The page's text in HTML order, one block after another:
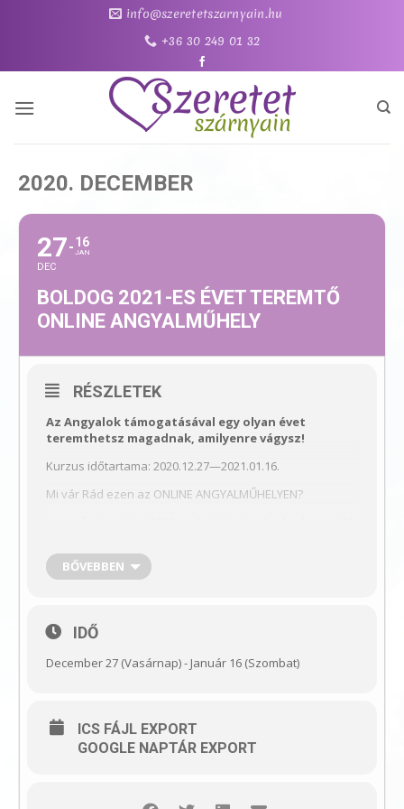
info@szeretetszarnyain.hu
+36 30 249 01 32
2020. DECEMBER
27
DEC
16
JAN
BOLDOG 2021-ES ÉVET TEREMTŐ
ONLINE ANGYALMŰHELY
RÉSZLETEK
Az Angyalok támogatásával egy olyan évet
teremthetsz magadnak, amilyenre vágysz!
Kurzus időtartama: 2020.12.27—2021.01.16.
Mi vár Rád ezen az ONLINE ANGYALMŰHELYEN?
Ráláthatunk életünk mozgatórugóira, mélyül az
önismeretünk.
csodáját, és önmagunkat.
Angyali meditációban elengedjük a 2020-as évet.
Átgondoljuk, milyen életet szeretnénk élni, és
elkezdjük azt megteremteni.
BŐVEBBEN
IDŐ
December 27 (Vasárnap) - Január 16 (Szombat)
ICS FÁJL EXPORT
GOOGLE NAPTÁR EXPORT